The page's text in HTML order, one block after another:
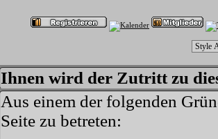
Ihnen wird der Zutritt zu
Aus einem der folgenden
Seite zu betreten: